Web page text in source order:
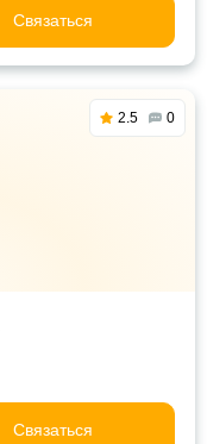
Связаться
2.5 0
Связаться